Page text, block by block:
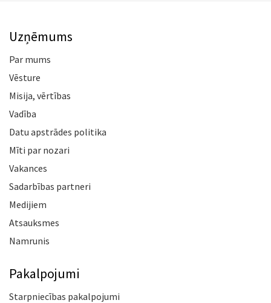
Uzņēmums
Par mums
Vēsture
Misija, vērtības
Vadība
Datu apstrādes politika
Mīti par nozari
Vakances
Sadarbības partneri
Medijiem
Atsauksmes
Namrunis
Pakalpojumi
Starpniecības pakalpojumi